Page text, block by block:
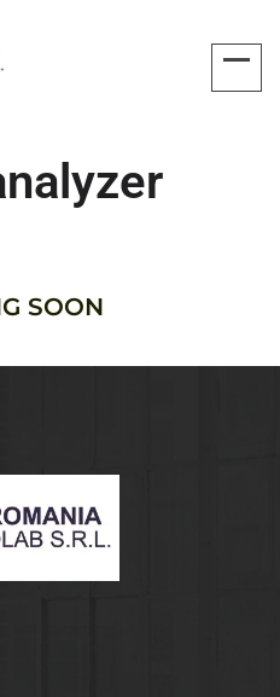
SOON